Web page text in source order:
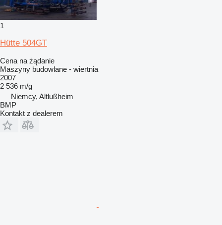
1
Hütte 504GT
Cena na żądanie
Maszyny budowlane - wiertnia
2007
2 536 m/g
Niemcy, Altlußheim
BMP
Kontakt z dealerem